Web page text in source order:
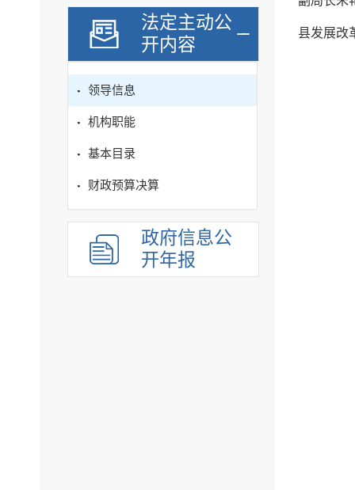
法定主动公
开内容
领导信息
机构职能
基本目录
财政预算决算
政府信息公
开年报
县发展改